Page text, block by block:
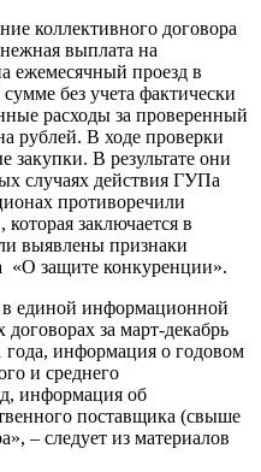
коллективного договора
выплата на
ежемесячный проезд в
без учета фактически
расходы за проверенный
рублей. В ходе проверки
закупки. В результате они
случаях действия ГУПа
противоречили
заключается в
выявлены признаки
«О защите конкуренции».
единой информационной
за март-декабрь
года, информация о годовом
и среднего
информация об
поставщика (свыше
– следует из материалов